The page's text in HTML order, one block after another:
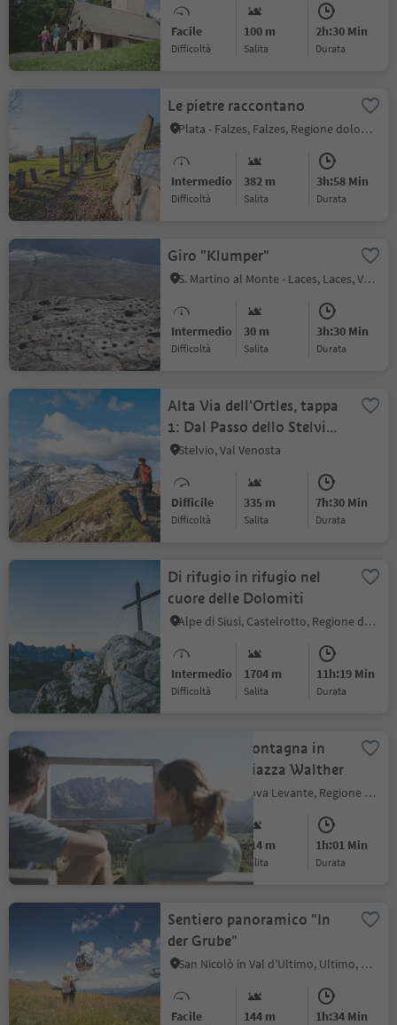
Facile
Difficoltà
100 m
Salita
2h:30 Min
durata
Le pietre raccontano
Plata - Falzes, Falzes, Regione dolomitica Plan de Corones
Intermedio
Difficoltà
382 m
Salita
3h:58 Min
durata
Giro "Klumper"
S. Martino al Monte - Laces, Laces, Val Venosta
Intermedio
Difficoltà
30 m
Salita
3h:30 Min
durata
Alta Via dell'Ortles, tappa
1: Dal Passo dello Stelvio
a Stelvio
Stelvio, Val Venosta
Difficile
Difficoltà
335 m
Salita
7h:30 Min
durata
Di rifugio in rifugio nel
cuore delle Dolomiti
Alpe di Siusi, Castelrotto, Regione dolomitica Alpe di Siusi
Intermedio
Difficoltà
1704 m
Salita
11h:19 Min
durata
Cinema di montagna in
Val d’Ega - Piazza Walther
Obereggen, Nova Levante, Regione dolomitica Val d'Ega
314 m
Salita
1h:01 Min
durata
Sentiero panoramico "In
der Grube"
San Nicolò in Val d'Ultimo, Ultimo, Merano e dintorni
Facile 144 m 1h:34 Min